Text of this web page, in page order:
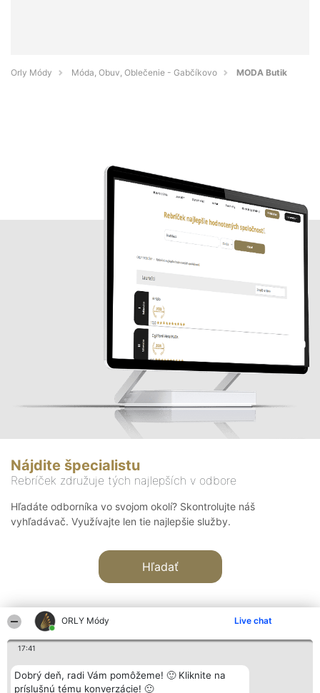
ORLY Módy Live chat
17:41
Dobrý deň, radi Vám pomôžeme! 🙂 Kliknite na
príslušnú tému konverzácie! 🙂
Orly Módy Móda, Obuv, Oblečenie - Gabčíkovo MODA Butik
Nájdite špecialistu
Rebríček združuje tých najlepších v odbore
Hľadáte odborníka vo svojom okolí? Skontrolujte náš
vyhľadávač. Využívajte len tie najlepšie služby.
Hľadať
Organizátor hodnotenia
Bright Side Solutions sp. z o.
Hodnotenie
Laureáti
Kontakt
Kontakt